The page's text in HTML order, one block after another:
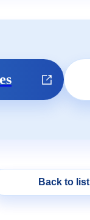
Back to list